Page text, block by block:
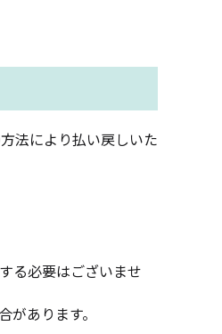
法により払い戻しいた
る必要はございませ
あります。